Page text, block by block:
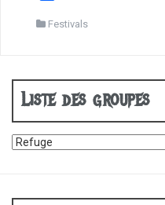
c
k
Festivals
Liste des groupes